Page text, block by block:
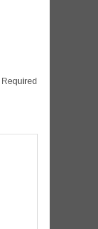
Required